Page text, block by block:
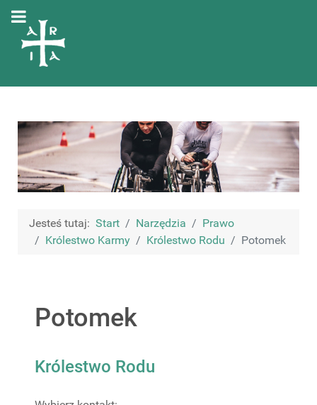
Jesteś tutaj: Start Narzędzia
Prawo
Królestwo Karmy
Królestwo Rodu Potomek
Potomek
Królestwo Rodu